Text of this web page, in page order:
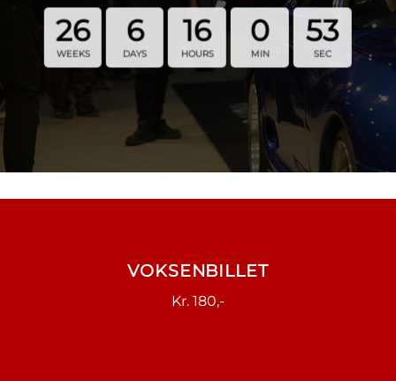
26
WEEKS
6
DAYS
16
HOURS
0
MIN
52
SEC
VOKSENBILLET
Kr. 180,-